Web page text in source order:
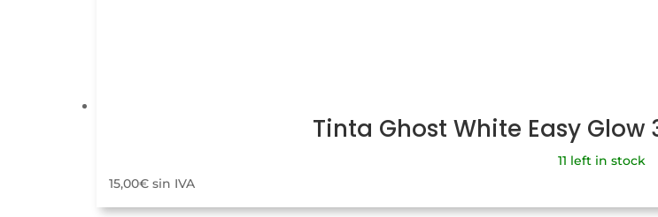
Tinta Ghost White Easy Glow
11 left in stock
15,00€ sin IVA